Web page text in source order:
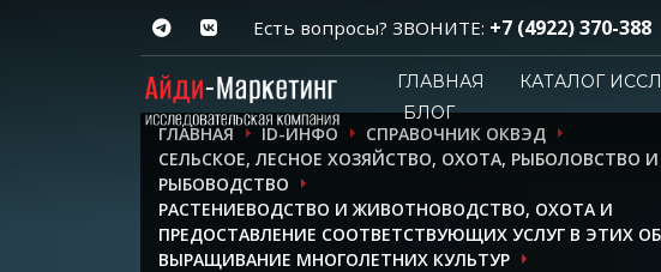
Есть вопросы? ЗВОНИТЕ: +7 (4922) 370-388
ГЛАВНАЯ КАТАЛОГ
БЛОГ
ГЛАВНАЯ ID-ИНФО
СПРАВОЧНИК ОКВЭД
СЕЛЬСКОЕ, ЛЕСНОЕ ХОЗЯЙСТВО, ОХОТА, РЫБОЛОВСТВО И
РЫБОВОДСТВО
РАСТЕНИЕВОДСТВО И ЖИВОТНОВОДСТВО, ОХОТА И
ПРЕДОСТАВЛЕНИЕ СООТВЕТСТВУЮЩИХ УСЛУГ В ЭТИХ
ВЫРАЩИВАНИЕ МНОГОЛЕТНИХ КУЛЬТУР